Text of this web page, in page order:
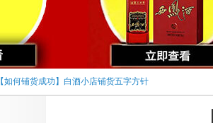
【如何铺货成功】白酒小店铺货五字方针